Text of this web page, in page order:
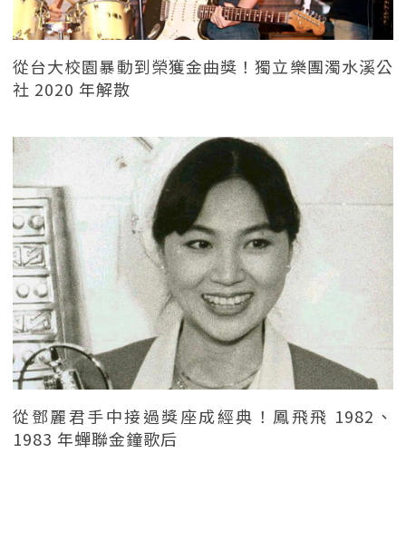
從台大校園暴動到榮獲金曲獎！獨立樂團濁水溪公
社 2020 年解散
從鄧麗君手中接過獎座成經典！鳳飛飛 1982、
1983 年蟬聯金鐘歌后